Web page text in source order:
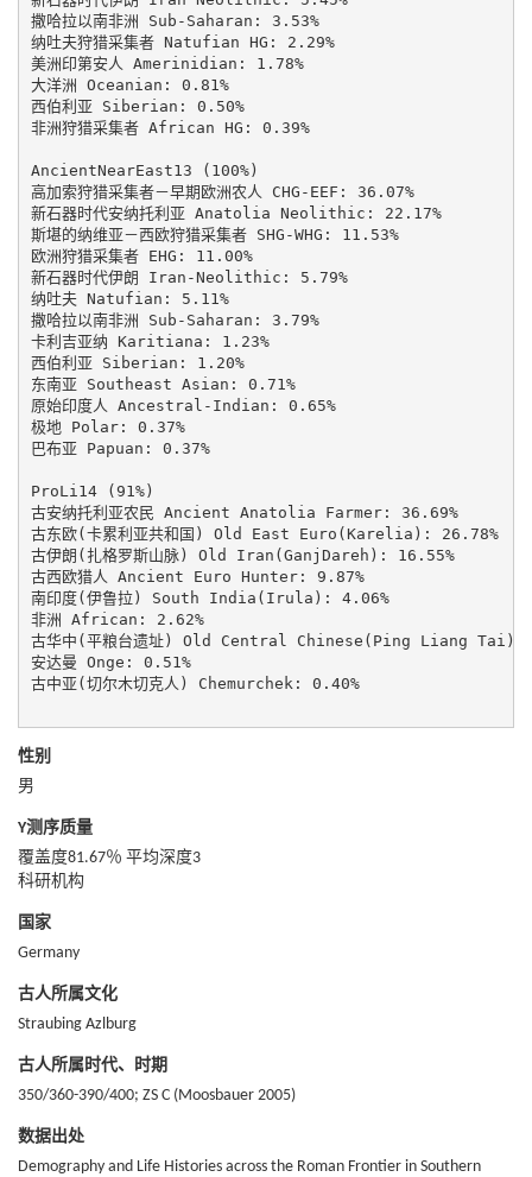
撒哈拉以南非洲 Sub-Saharan: 3.53%
纳吐夫狩猎采集者 Natufian HG: 2.29%
美洲印第安人 Amerinidian: 1.78%
大洋洲 Oceanian: 0.81%
西伯利亚 Siberian: 0.50%
非洲狩猎采集者 African HG: 0.39%
AncientNearEast13 (100%)
高加索狩猎采集者－早期欧洲农人 CHG-EEF: 36.07%
新石器时代安纳托利亚 Anatolia Neolithic: 22.17%
斯堪的纳维亚－西欧狩猎采集者 SHG-WHG: 11.53%
欧洲狩猎采集者 EHG: 11.00%
新石器时代伊朗 Iran-Neolithic: 5.79%
纳吐夫 Natufian: 5.11%
撒哈拉以南非洲 Sub-Saharan: 3.79%
卡利吉亚纳 Karitiana: 1.23%
西伯利亚 Siberian: 1.20%
东南亚 Southeast Asian: 0.71%
原始印度人 Ancestral-Indian: 0.65%
极地 Polar: 0.37%
巴布亚 Papuan: 0.37%
ProLi14 (91%)
古安纳托利亚农民 Ancient Anatolia Farmer: 36.69%
古东欧(卡累利亚共和国) Old East Euro(Karelia): 26.78%
古伊朗(扎格罗斯山脉) Old Iran(GanjDareh): 16.55%
古西欧猎人 Ancient Euro Hunter: 9.87%
南印度(伊鲁拉) South India(Irula): 4.06%
非洲 African: 2.62%
古华中(平粮台遗址) Old Central Chinese(Ping Liang Tai):
安达曼 Onge: 0.51%
古中亚(切尔木切克人) Chemurchek: 0.40%
性别
男
Y测序质量
覆盖度81.67％ 平均深度3
科研机构
国家
Germany
古人所属文化
Straubing Azlburg
古人所属时代、时期
350/360-390/400; ZS C (Moosbauer 2005)
数据出处
Demography and Life Histories across the Roman Frontier in Southern